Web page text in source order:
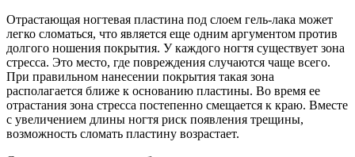
Отрастающая ногтевая пластина под слоем гель-лака может
легко сломаться, что является еще одним аргументом против
долгого ношения покрытия. У каждого ногтя существует зона
стресса. Это место, где повреждения случаются чаще всего.
При правильном нанесении покрытия такая зона
располагается ближе к основанию пластины. Во время ее
отрастания зона стресса постепенно смещается к краю. Вместе
с увеличением длины ногтя риск появления трещины,
возможность сломать пластину возрастает.